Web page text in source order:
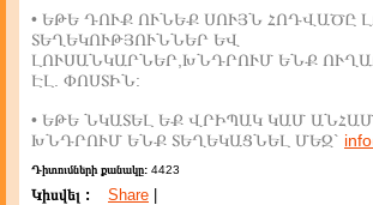
• ԵԹԵ ԴՈՒՔ ՈՒՆԵՔ ՍՈՒՅՆ ՀՈԴՎԱԾԸ
ՏԵՂԵԿՈՒԹՅՈՒՆՆԵՐ ԵՎ
ԼՈՒՍԱՆԿԱՐՆԵՐ,ԽՆԴՐՈՒՄ ԵՆՔ
ԷԼ. ՓՈՍՏԻՆ:
• ԵԹԵ ՆԿԱՏԵԼ ԵՔ ՎՐԻՊԱԿ ԿԱՄ
ԽՆԴՐՈՒՄ ԵՆՔ ՏԵՂԵԿԱՑՆԵԼ ՄԵԶ`
Դիտումների քանակը: 4423
Կիսվել : Share